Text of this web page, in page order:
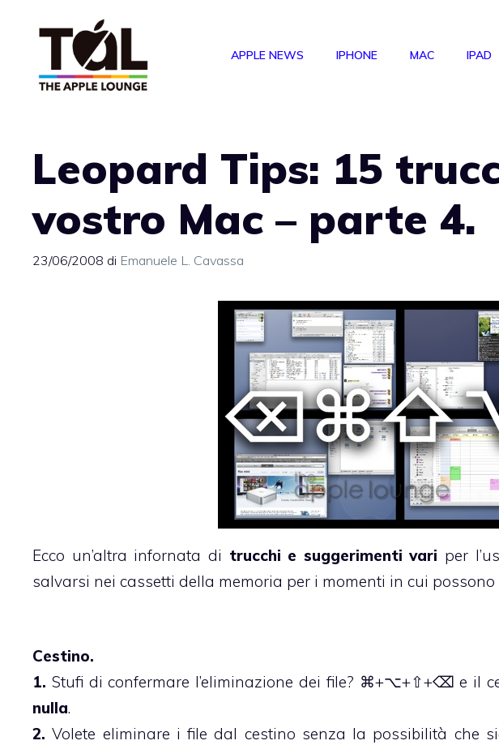
APPLE NEWS IPHONE MAC IPAD
Leopard Tips: 15
vostro Mac – parte 4.
23/06/2008 di Emanuele L. Cavassa
Ecco un’altra infornata di trucchi e suggerimenti vari per
salvarsi nei cassetti della memoria per i momenti in cui possono
Cestino.
1. Stufi di confermare l’eliminazione dei file? ⌘+⌥+⇧+⌫ e il
nulla.
2. Volete eliminare i file dal cestino senza la possibilità che